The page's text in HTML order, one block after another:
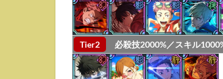
夜特
性
2.4
行特
性
Tier2 必殺技2000%／スキル